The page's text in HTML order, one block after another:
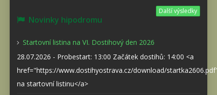
Další výsledky
Novinky hipodromu
Startovní listina na VI. Dostihový den 2026
28.07.2026 - Probestart: 13:00 Začátek dostihů: 14:00 <a
href="https://www.dostihyostrava.cz/download/
na startovní listinu</a>